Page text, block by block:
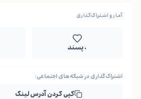
آمار و اشتراک‌گذاری
۰ پسند
اشتراک‌گذاری در شبکه‌های اجتماعی:
کپی کردن آدرس لینک